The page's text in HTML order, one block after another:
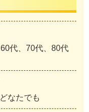
代、70代、80代
なたでも